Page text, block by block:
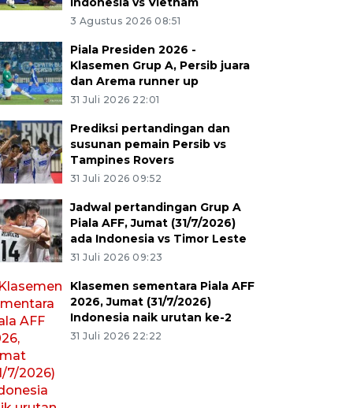
3 Agustus 2026 08:51
Piala Presiden 2026 -
Klasemen Grup A, Persib juara
dan Arema runner up
31 Juli 2026 22:01
Prediksi pertandingan dan
susunan pemain Persib vs
Tampines Rovers
31 Juli 2026 09:52
Jadwal pertandingan Grup A
Piala AFF, Jumat (31/7/2026)
ada Indonesia vs Timor Leste
31 Juli 2026 09:23
Klasemen sementara Piala AFF
2026, Jumat (31/7/2026)
Indonesia naik urutan ke-2
31 Juli 2026 22:22